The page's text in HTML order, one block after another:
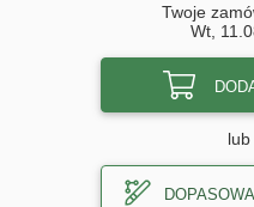
Twoje
Wt,